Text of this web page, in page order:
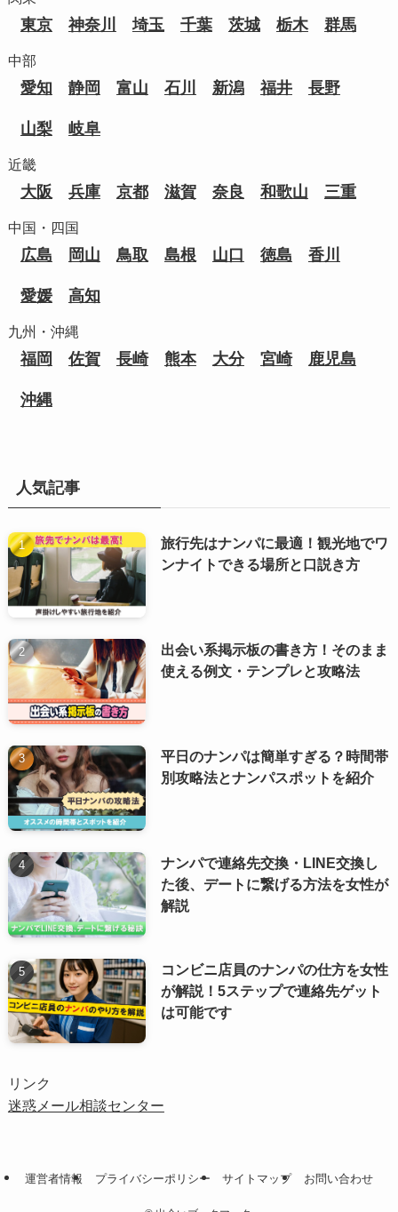
東京 神奈川 埼玉 千葉 茨城 栃木 群馬
中部
愛知 静岡 富山 石川 新潟 福井 長野
山梨 岐阜
近畿
大阪 兵庫 京都 滋賀 奈良 和歌山 三重
中国・四国
広島 岡山 鳥取 島根 山口 徳島 香川
愛媛 高知
九州・沖縄
福岡 佐賀 長崎 熊本 大分 宮崎 鹿児島
沖縄
人気記事
旅行先はナンパに最適！観光地でワ
ンナイトできる場所と口説き方
出会い系掲示板の書き方！そのまま
使える例文・テンプレと攻略法
平日のナンパは簡単すぎる？時間帯
別攻略法とナンパスポットを紹介
ナンパで連絡先交換・LINE交換し
た後、デートに繋げる方法を女性が
解説
コンビニ店員のナンパの仕方を女性
が解説！5ステップで連絡先ゲット
は可能です
リンク
迷惑メール相談センター
運営者情報 プライバシーポリシー サイトマップ お問い合わせ